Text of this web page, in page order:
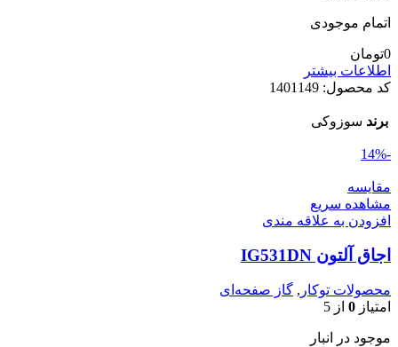
اتمام موجودی
0تومان
اطلاعات بیشتر
کد محصول: 1401149
برند سوزوکی
-14%
مقایسه
مشاهده سریع
افزودن به علاقه مندی
اجاق آلتون IG531DN
محصولات توکار , گاز صفحه‌ای
امتیاز 0 از 5
موجود در انبار